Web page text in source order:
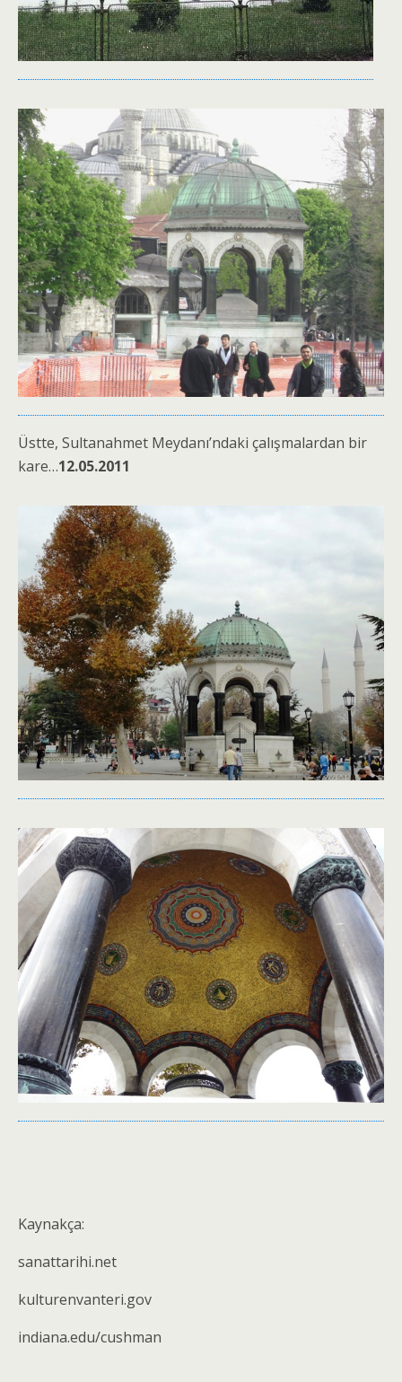
Üstte, Sultanahmet Meydanı’ndaki çalışmalardan bir
kare…12.05.2011
Kaynakça:
sanattarihi.net
kulturenvanteri.gov
indiana.edu/cushman